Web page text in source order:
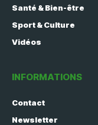
Santé & Bien-être
Sport & Culture
Vidéos
INFORMATIONS
Contact
Newsletter